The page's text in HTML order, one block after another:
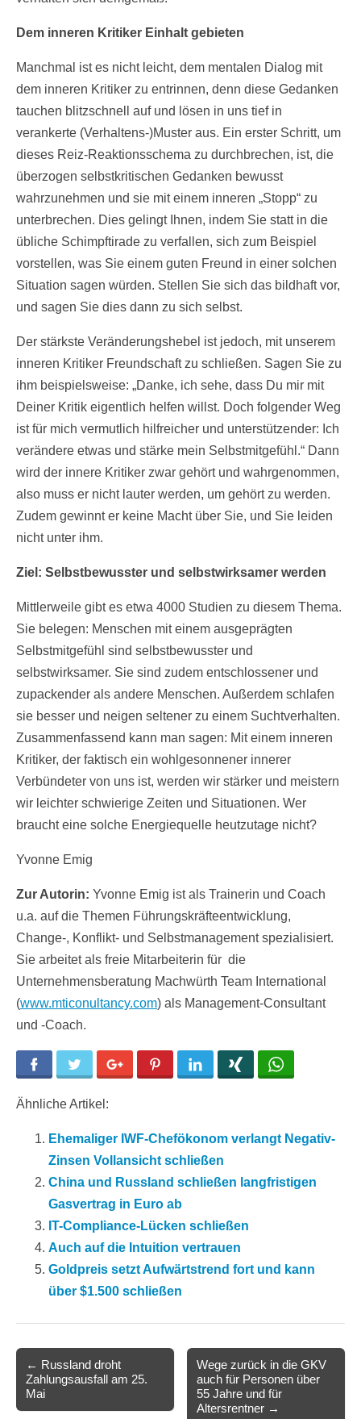
Dem inneren Kritiker Einhalt gebieten
Manchmal ist es nicht leicht, dem mentalen Dialog mit
dem inneren Kritiker zu entrinnen, denn diese Gedanken
tauchen blitzschnell auf und lösen in uns tief in
verankerte (Verhaltens-)Muster aus. Ein erster Schritt, um
dieses Reiz-Reaktionsschema zu durchbrechen, ist, die
überzogen selbstkritischen Gedanken bewusst
wahrzunehmen und sie mit einem inneren „Stopp“ zu
unterbrechen. Dies gelingt Ihnen, indem Sie statt in die
übliche Schimpftirade zu verfallen, sich zum Beispiel
vorstellen, was Sie einem guten Freund in einer solchen
Situation sagen würden. Stellen Sie sich das bildhaft vor,
und sagen Sie dies dann zu sich selbst.
Der stärkste Veränderungshebel ist jedoch, mit unserem
inneren Kritiker Freundschaft zu schließen. Sagen Sie zu
ihm beispielsweise: „Danke, ich sehe, dass Du mir mit
Deiner Kritik eigentlich helfen willst. Doch folgender Weg
ist für mich vermutlich hilfreicher und unterstützender: Ich
verändere etwas und stärke mein Selbstmitgefühl.“ Dann
wird der innere Kritiker zwar gehört und wahrgenommen,
also muss er nicht lauter werden, um gehört zu werden.
Zudem gewinnt er keine Macht über Sie, und Sie leiden
nicht unter ihm.
Ziel: Selbstbewusster und selbstwirksamer werden
Mittlerweile gibt es etwa 4000 Studien zu diesem Thema.
Sie belegen: Menschen mit einem ausgeprägten
Selbstmitgefühl sind selbstbewusster und
selbstwirksamer. Sie sind zudem entschlossener und
zupackender als andere Menschen. Außerdem schlafen
sie besser und neigen seltener zu einem Suchtverhalten.
Zusammenfassend kann man sagen: Mit einem inneren
Kritiker, der faktisch ein wohlgesonnener innerer
Verbündeter von uns ist, werden wir stärker und meistern
wir leichter schwierige Zeiten und Situationen. Wer
braucht eine solche Energiequelle heutzutage nicht?
Yvonne Emig
Zur Autorin: Yvonne Emig ist als Trainerin und Coach
u.a. auf die Themen Führungskräfteentwicklung,
Change-, Konflikt- und Selbstmanagement spezialisiert.
Sie arbeitet als freie Mitarbeiterin für die
Unternehmensberatung Machwürth Team International
(www.mticonultancy.com) als Management-Consultant
und -Coach.
Facebook Twitter Google+ Pinterest LinkedIn
Ähnliche Artikel:
Ehemaliger IWF-Chefökonom verlangt Negativ-
Zinsen Vollansicht schließen
China und Russland schließen langfristigen
Gasvertrag in Euro ab
IT-Compliance-Lücken schließen
Auch auf die Intuition vertrauen
Goldpreis setzt Aufwärtstrend fort und kann
über $1.500 schließen
navigation
← Russland droht
Zahlungsausfall am 25.
Mai
Wege zurück in die GKV
auch für Personen über
55 Jahre und für
Altersrentner →